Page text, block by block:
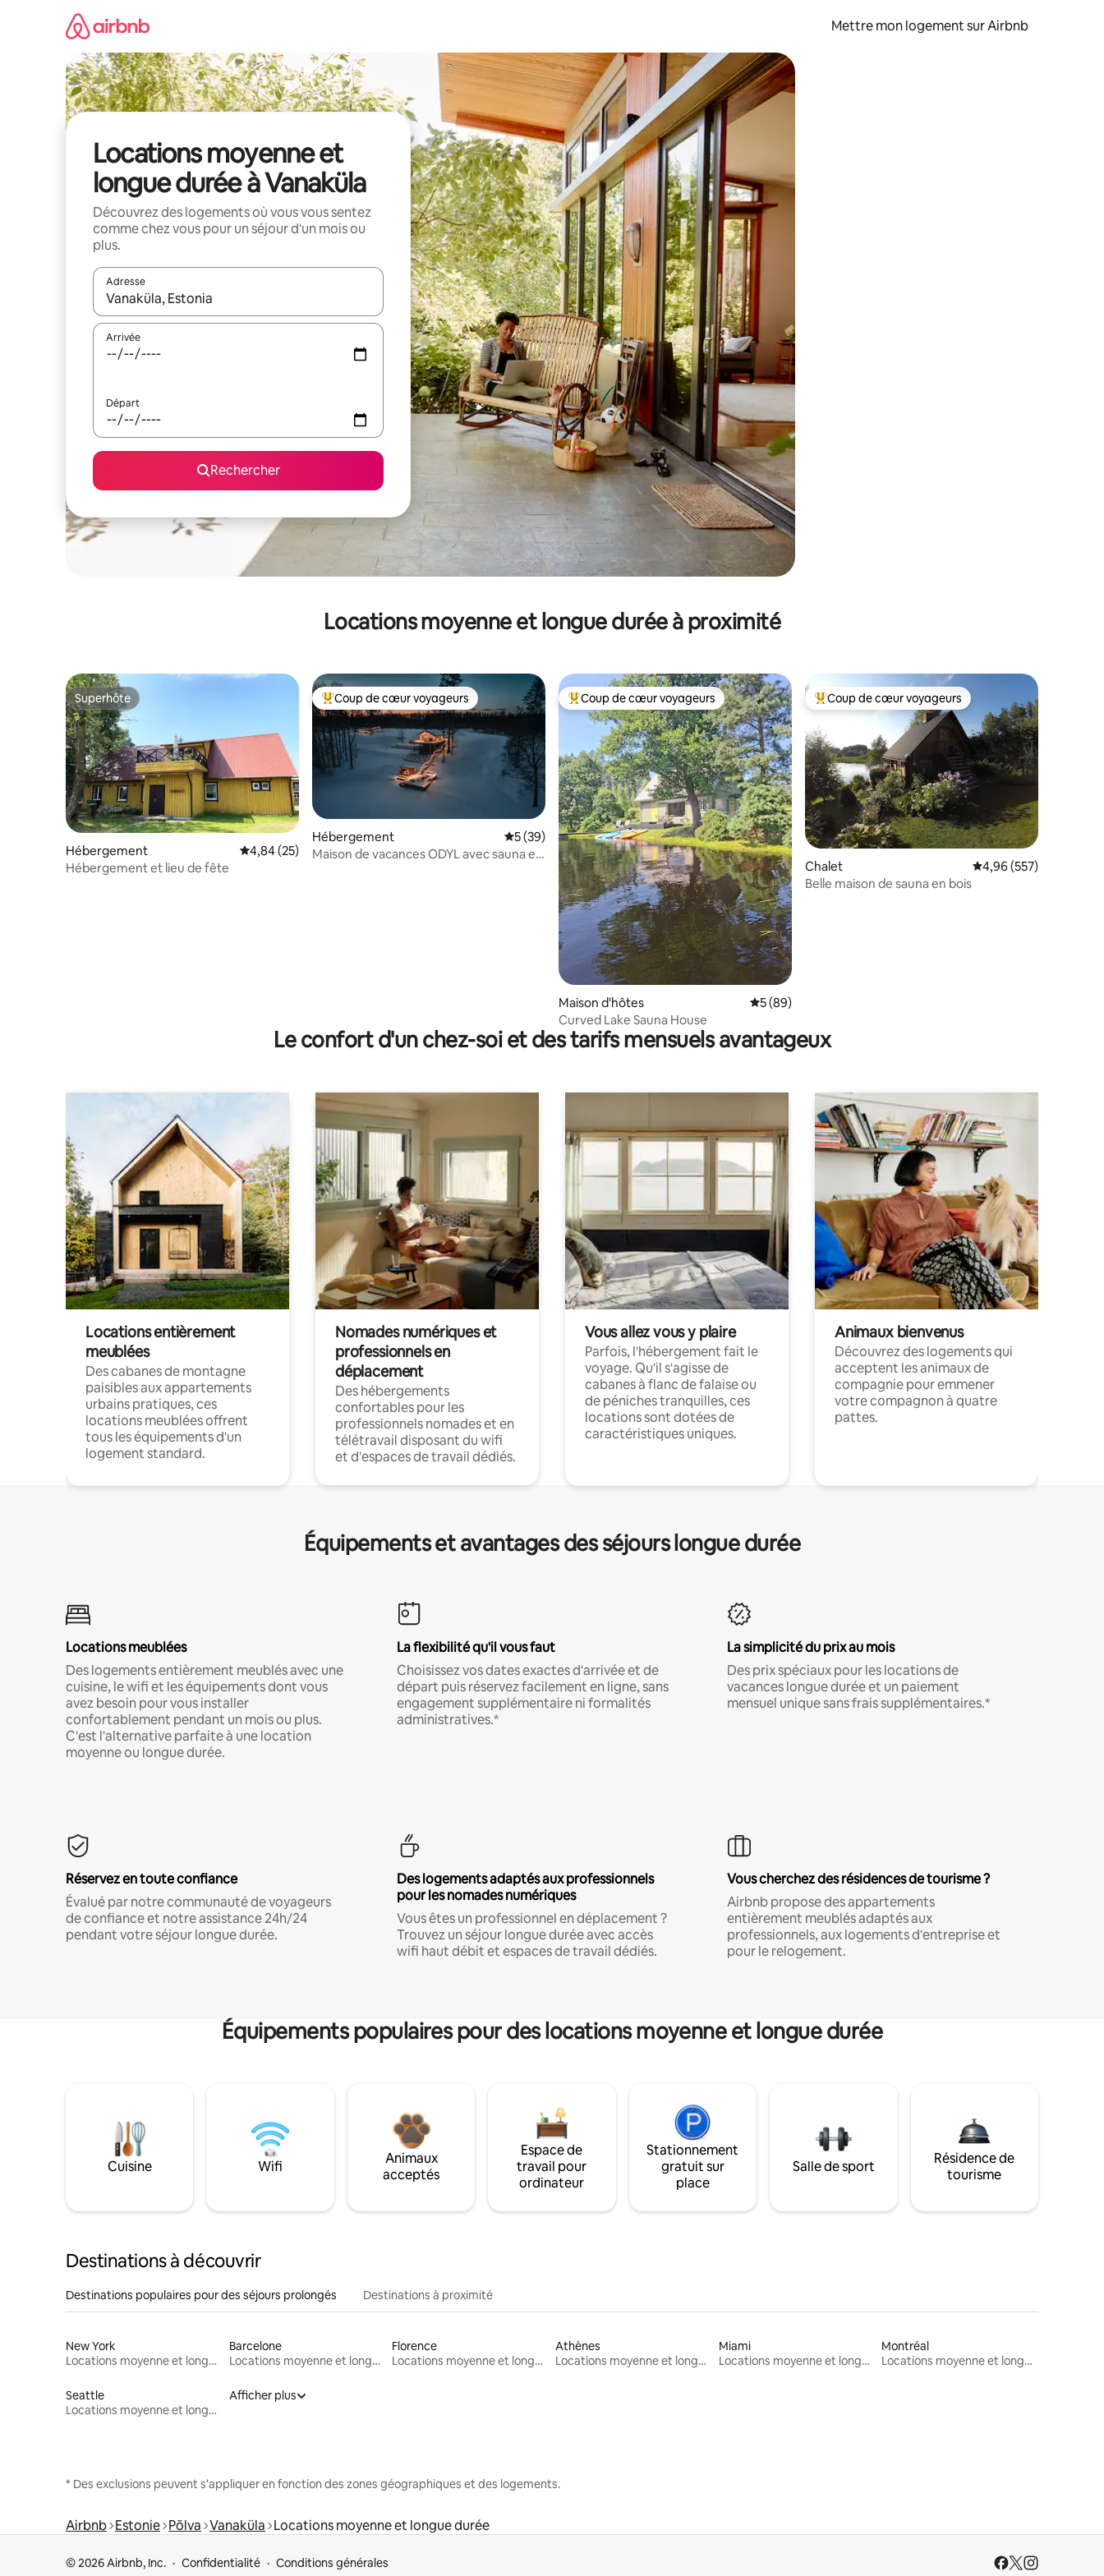
Mettre mon logement sur Airbnb
Locations moyenne et
longue durée à Vanaküla
Découvrez des logements où vous vous sentez
comme chez vous pour un séjour d'un mois ou
plus.
Adresse
Lorsque les résultats s'affichent, utilisez les flèches vers le haut et vers le bas pour les parcourir ou en appuyant et en faisant glisser.
Arrivée
Départ
Rechercher
Locations moyenne et longue durée à proximité
Superhôte
Superhôte
Hébergement Évaluation moyenne sur la base de 25 commentaires : 4,84 sur 5
4,84 (25)
Hébergement et lieu de fête
Coups de cœur voyageurs les plus appréciés
Coup de cœur voyageurs
Hébergement Évaluation moyenne sur la base de 39 commentaires : 5 sur 5
5 (39)
Maison de vacances ODYL avec sauna et
Coups de cœur voyageurs les plus appréciés
Coup de cœur voyageurs
Maison d'hôtes Évaluation moyenne sur la base de 89 commentaires : 5 sur 5
5 (89)
Curved Lake Sauna House
Coups de cœur voyageurs les plus appréciés
Coup de cœur voyageurs
Chalet Évaluation moyenne
4,96 (557)
Belle maison de sauna en bois
Le confort d'un chez-soi et des tarifs mensuels avantageux
Locations entièrement
meublées
Des cabanes de montagne
paisibles aux appartements
urbains pratiques, ces
locations meublées offrent
tous les équipements d'un
logement standard.
Nomades numériques et
professionnels en
déplacement
Des hébergements
confortables pour les
professionnels nomades et en
télétravail disposant du wifi
et d'espaces de travail dédiés.
Vous allez vous y plaire
Parfois, l'hébergement fait le
voyage. Qu'il s'agisse de
cabanes à flanc de falaise ou
de péniches tranquilles, ces
locations sont dotées de
caractéristiques uniques.
Animaux bienvenus
Découvrez des logements qui
acceptent les animaux de
compagnie pour emmener
votre compagnon à quatre
pattes.
Équipements et avantages des séjours longue durée
Locations meublées
Des logements entièrement meublés avec une
cuisine, le wifi et les équipements dont vous
avez besoin pour vous installer
confortablement pendant un mois ou plus.
C'est l'alternative parfaite à une location
moyenne ou longue durée.
La flexibilité qu'il vous faut
Choisissez vos dates exactes d'arrivée et de
départ puis réservez facilement en ligne, sans
engagement supplémentaire ni formalités
administratives.*
La simplicité du prix au mois
Des prix spéciaux pour les locations de
vacances longue durée et un paiement
mensuel unique sans frais supplémentaires.*
Réservez en toute confiance
Évalué par notre communauté de voyageurs
de confiance et notre assistance 24h/24
pendant votre séjour longue durée.
Des logements adaptés aux professionnels
pour les nomades numériques
Vous êtes un professionnel en déplacement ?
Trouvez un séjour longue durée avec accès
wifi haut débit et espaces de travail dédiés.
Vous cherchez des résidences de tourisme ?
Airbnb propose des appartements
entièrement meublés adaptés aux
professionnels, aux logements d'entreprise et
pour le relogement.
Équipements populaires pour des locations moyenne et longue durée
Cuisine Wifi
Animaux
acceptés
Espace de
travail pour
ordinateur
Stationnement
gratuit sur
place
Salle de sport
Résidence de
tourisme
Destinations à découvrir
Destinations populaires pour des séjours prolongés Destinations à proximité
New York
Locations moyenne et longue durée
Barcelone
Locations moyenne et longue durée
Florence
Locations moyenne et longue durée
Athènes
Locations moyenne et longue durée
Miami
Locations moyenne et longue durée
Montréal
Locations moyenne et longue durée
Seattle
Locations moyenne et longue durée
Afficher plus
* Des exclusions peuvent s'appliquer en fonction des zones géographiques et des logements.
Airbnb Estonie Põlva Vanaküla Locations moyenne et longue durée
© 2026 Airbnb, Inc. Confidentialité Conditions générales